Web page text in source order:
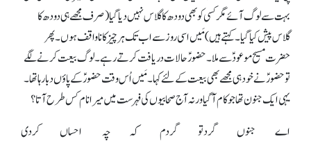
بہت سے لوگ آئے مگر کسی کو بھی دودھ کا گلاس نہیں دیا گیا (صرف مجھے ہی دودھ کا
گلاس پیش کیا گیا۔ کہتے ہیں) مَیں اسی روز سے اب تک ہر چیز کا ناواقف ہوں۔ پھر
حضرت مسیح موعودؑ سے ملا۔ حضورؑ حالات دریافت کرتے رہے۔ لوگ بیعت کرنے لگے
تو حضورؑ نے خود ہی مجھے بھی بیعت کے لئے کہا۔ مَیں اُس وقت حضورؑ کے پاؤں دبا رہا تھا۔
یہی ایک جنون تھا جو کام آ گیا ورنہ آج صحابیوں کی فہرست میں میرا نام کس طرح آتا؟
اے جنوں گردتو گردم کہ چہ احساں کردی